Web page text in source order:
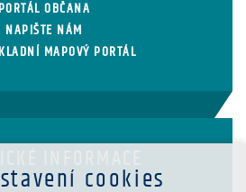
PORTÁL OBČANA
NAPIŠTE NÁM
MAPOVÝ PORTÁL
cookies